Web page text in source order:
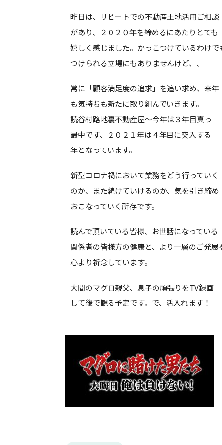
昨日は、リピートでの不動産土地活用ご相談
があり、２０２０年を締めるにあたりとても
嬉しく感じました。かっこつけているわけで
つけられる立場にもありませんけど、、
常に「顧客満足度の追求」を追い求め、来年
も気持ちも新たに取り組んでいきます。
読谷村路地裏不動産屋～今年は３年目真っ
最中です、２０２１年は４年目に突入する
年となっています。
新型コロナ禍において業務をどう行っていく
のか、また続けていけるのか、気を引き締め
おこなっていく所存です。
読んで頂いている皆様、お世話になっている
関係者の皆様方の健康と、より一層のご発展
心より祈念しています。
大間のマグロ親父、息子の頑張りをTV録画
して後で観る予定です。で、活入れます！